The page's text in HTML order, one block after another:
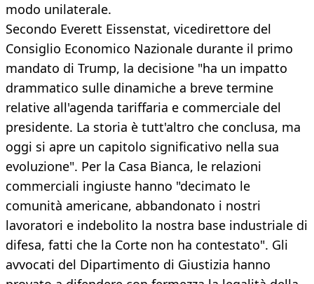
modo unilaterale.
Secondo Everett Eissenstat, vicedirettore del
Consiglio Economico Nazionale durante il primo
mandato di Trump, la decisione "ha un impatto
drammatico sulle dinamiche a breve termine
relative all'agenda tariffaria e commerciale del
presidente. La storia è tutt'altro che conclusa, ma
oggi si apre un capitolo significativo nella sua
evoluzione". Per la Casa Bianca, le relazioni
commerciali ingiuste hanno "decimato le
comunità americane, abbandonato i nostri
lavoratori e indebolito la nostra base industriale di
difesa, fatti che la Corte non ha contestato". Gli
avvocati del Dipartimento di Giustizia hanno